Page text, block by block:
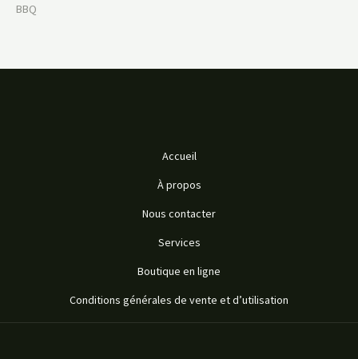
BBQ
Accueil
À propos
Nous contacter
Services
Boutique en ligne
Conditions générales de vente et d’utilisation